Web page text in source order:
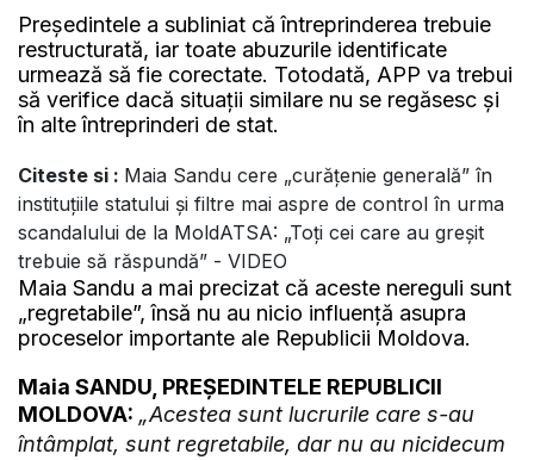
Președintele a subliniat că întreprinderea trebuie
restructurată, iar toate abuzurile identificate
urmează să fie corectate. Totodată, APP va trebui
să verifice dacă situații similare nu se regăsesc și
în alte întreprinderi de stat.
Citeste si : Maia Sandu cere „curățenie generală” în
instituțiile statului și filtre mai aspre de control în urma
scandalului de la MoldATSA: „Toți cei care au greșit
trebuie să răspundă” - VIDEO
Maia Sandu a mai precizat că aceste nereguli sunt
„regretabile”, însă nu au nicio influență asupra
proceselor importante ale Republicii Moldova.
Maia SANDU, PREȘEDINTELE REPUBLICII
MOLDOVA: „Acestea sunt lucrurile care s-au
întâmplat, sunt regretabile, dar nu au nicidecum